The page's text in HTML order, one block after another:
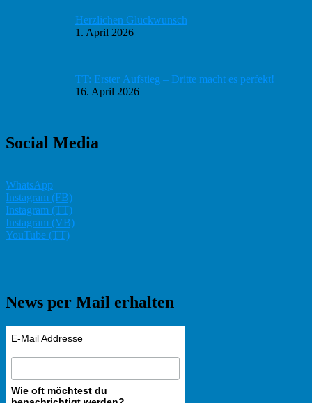
Herzlichen Glückwunsch
1. April 2026
TT: Erster Aufstieg – Dritte macht es perfekt!
16. April 2026
Social Media
WhatsApp
Instagram (FB)
Instagram (TT)
Instagram (VB)
YouTube (TT)
News per Mail erhalten
E-Mail Addresse
Wie oft möchtest du